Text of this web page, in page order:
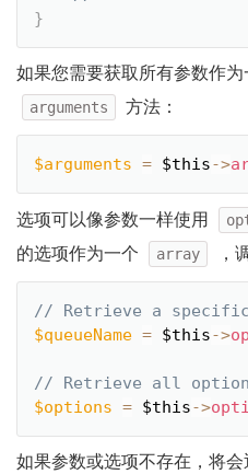
}
如果您需要获取所有参数作为
arguments 方法：
$arguments = $this->
选项可以像参数一样使用
的选项作为一个
array ，
$queueName = $this->
$options = $this->
如果参数或选项不存在，将会